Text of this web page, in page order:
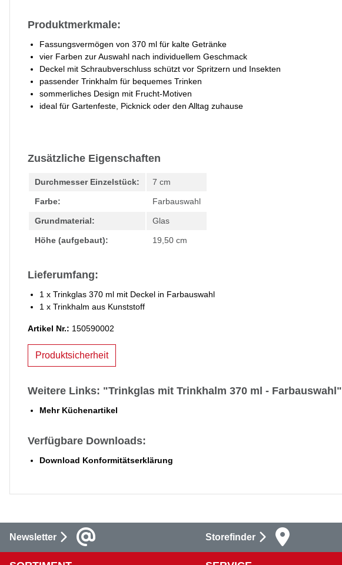
Produktmerkmale:
Fassungsvermögen von 370 ml für kalte Getränke
vier Farben zur Auswahl nach individuellem Geschmack
Deckel mit Schraubverschluss schützt vor Spritzern und Insekten
passender Trinkhalm für bequemes Trinken
sommerliches Design mit Frucht-Motiven
ideal für Gartenfeste, Picknick oder den Alltag zuhause
Zusätzliche Eigenschaften
Durchmesser Einzelstück: 7 cm
Farbe: Farbauswahl
Grundmaterial: Glas
Höhe (aufgebaut): 19,50 cm
Lieferumfang:
1 x Trinkglas 370 ml mit Deckel in Farbauswahl
1 x Trinkhalm aus Kunststoff
Artikel Nr.: 150590002
Produktsicherheit
Weitere Links: "Trinkglas mit Trinkhalm 370 ml - Farbauswahl"
Mehr Küchenartikel
Verfügbare Downloads:
Download Konformitätserklärung
Newsletter Storefinder